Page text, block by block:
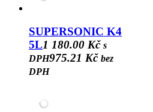
SUPERSONIC K4
5L1 180.00 Kč s
DPH975.21 Kč bez
DPH